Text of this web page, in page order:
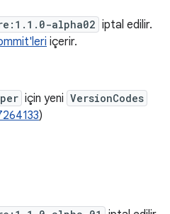
alpha02 iptal edilir.
içerir.
için yeni VersionCodes
)